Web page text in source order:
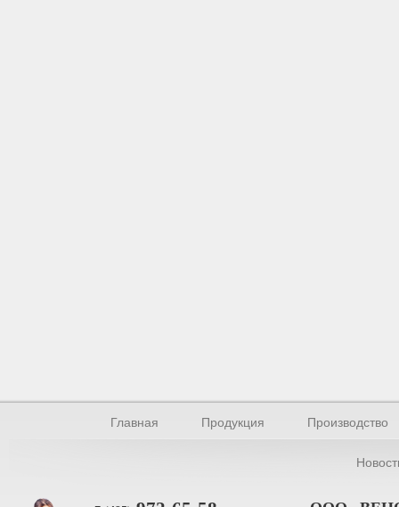
Главная Продукция Производство